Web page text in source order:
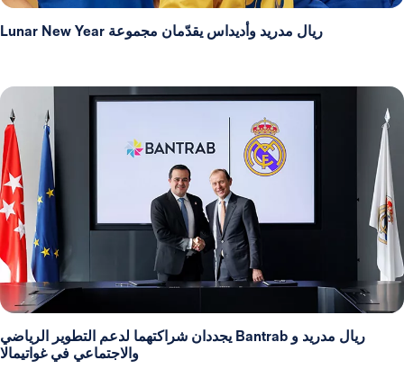
ريال مدريد وأديداس يقدّمان مجموعة Lunar New Year
ريال مدريد و Bantrab يجددان شراكتهما لدعم التطوير الرياضي
والاجتماعي في غواتيمالا